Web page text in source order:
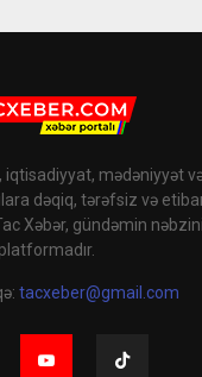
mədəniyyət
dəqiq, tərəfsiz və
Xəbər, gündəmin
platformadır.
tacxeber@gmail.com